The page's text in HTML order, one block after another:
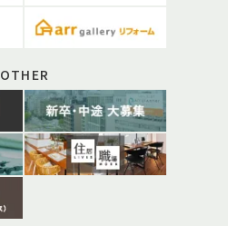
OTHER